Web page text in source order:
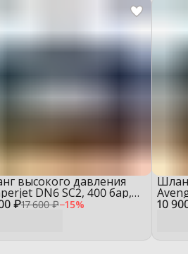
₽17 600 ₽−15%
высокого давления
DN6 SC2, 400 бар,
50 м 10